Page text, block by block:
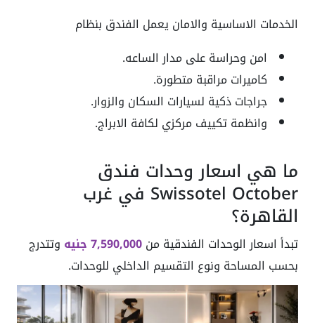
الخدمات الاساسية والامان يعمل الفندق بنظام
امن وحراسة على مدار الساعه.
كاميرات مراقبة متطورة.
جراجات ذكية لسيارات السكان والزوار.
وانظمة تكييف مركزي لكافة الابراج.
ما هي اسعار وحدات فندق
Swissotel October في غرب
القاهرة؟
تبدأ اسعار الوحدات الفندقية من
وتتدرج
بحسب المساحة ونوع التقسيم الداخلي للوحدات.